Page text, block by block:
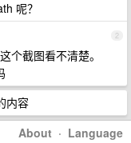
呢？
2
个截图看不清楚。
内容
About · Language